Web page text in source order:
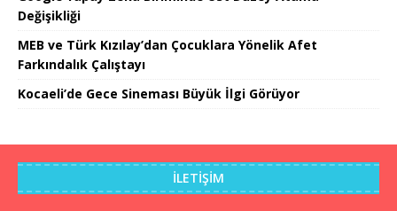
Değişikliği
MEB ve Türk Kızılay’dan Çocuklara Yönelik Afet
Farkındalık Çalıştayı
Kocaeli’de Gece Sineması Büyük İlgi Görüyor
İLETIŞIM